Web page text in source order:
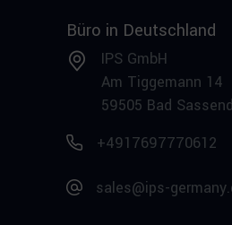
Büro in Deutschland
IPS GmbH
Am Tiggemann 14
59505 Bad
+4917697770612
sales@ips-